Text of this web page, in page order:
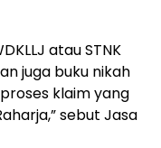
atau STNK
juga buku nikah
klaim yang
sebut Jasa